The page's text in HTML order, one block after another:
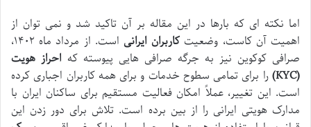
اما نکته ای که بارها در این مقاله بر آن تاکید شد و نمی توان از
اهمیت آن کاست، وضعیت کاربران ایرانی
است. از مرداد ماه ۱۴۰۲،
صرافی کوکوین نیز به جرگه صرافی هایی پیوسته که احراز هویت
(KYC)
را برای تمامی سطوح خدمات و برای همه کاربران اجباری کرده
است. این تغییر، عملاً امکان فعالیت مستقیم برای ساکنان ایران با
مدارک هویتی ایرانی را از بین برده است. تلاش برای دور زدن این